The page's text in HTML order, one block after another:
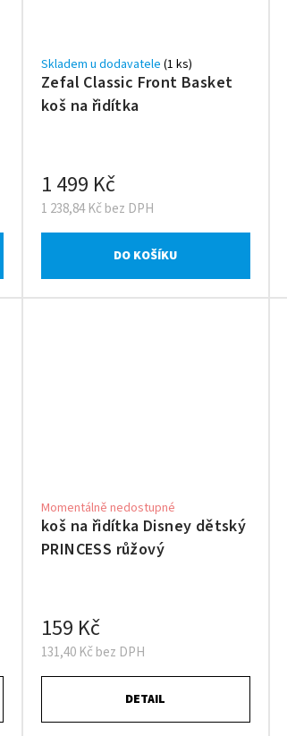
Zefal Classic Front Basket
koš na řidítka
Skladem u dodavatele (1 ks)
1 238,84 Kč bez DPH
1 499 Kč
DO KOŠÍKU
koš na řidítka Disney dětský
PRINCESS růžový
Momentálně nedostupné
131,40 Kč bez DPH
159 Kč
DETAIL